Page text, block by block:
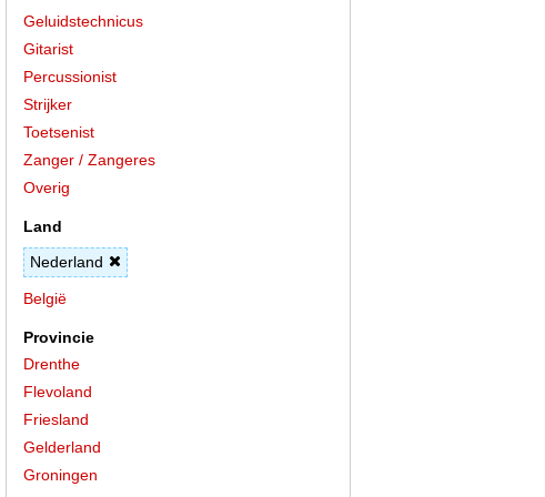
Geluidstechnicus
Gitarist
Percussionist
Strijker
Toetsenist
Zanger / Zangeres
Overig
Land
Nederland
België
Provincie
Drenthe
Flevoland
Friesland
Gelderland
Groningen